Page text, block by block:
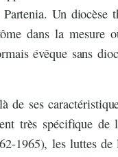
Un diocèse
dans la
évêque sans
de ses
très spécifique
1965), les luttes de